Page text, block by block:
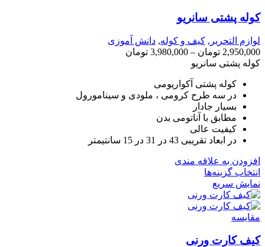
کوله پشتی سانریو
لوازم التحریر , کیف و کوله, دانش آموزی
2,950,000 تومان –
3,980,000 تومان
کوله پشتی سانریو
کوله پشتی آکواریومی
در سه طرح کرومی ، ملودی و سینامورول
بسیار جادار
مطابق با آناتومی بدن
کیفیت عالی
در ابعاد تقریبی 43 در 31 در 15 سانتیمتر
افزودن به علاقه مندی
انتخاب گزینه‌ها
نمایش سریع
مقايسه
کیف کارت ورنی